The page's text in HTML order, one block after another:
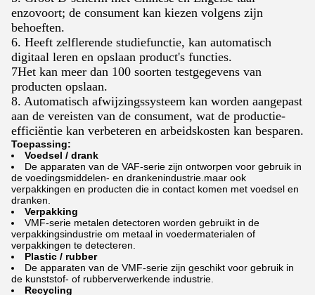
enzovoort; de consument kan kiezen volgens zijn
behoeften.
6. Heeft zelflerende studiefunctie, kan automatisch
digitaal leren en opslaan product's functies.
7Het kan meer dan 100 soorten testgegevens van
producten opslaan.
8. Automatisch afwijzingssysteem kan worden aangepast
aan de vereisten van de consument, wat de productie-
efficiëntie kan verbeteren en arbeidskosten kan besparen.
Toepassing:
Voedsel / drank
De apparaten van de VAF-serie zijn ontworpen voor gebruik in
de voedingsmiddelen- en drankenindustrie.maar ook
verpakkingen en producten die in contact komen met voedsel en
dranken.
Verpakking
VMF-serie metalen detectoren worden gebruikt in de
verpakkingsindustrie om metaal in voedermaterialen of
verpakkingen te detecteren.
Plastic / rubber
De apparaten van de VMF-serie zijn geschikt voor gebruik in
de kunststof- of rubberverwerkende industrie.
Recycling